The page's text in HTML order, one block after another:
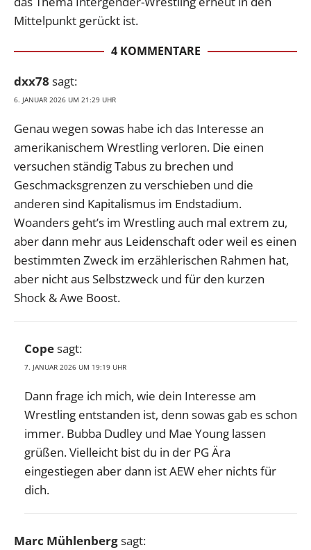
Mittelpunkt gerückt ist.
4 KOMMENTARE
dxx78 sagt:
6. JANUAR 2026 UM 21:29 UHR
Genau wegen sowas habe ich das Interesse an
amerikanischem Wrestling verloren. Die einen
versuchen ständig Tabus zu brechen und
Geschmacksgrenzen zu verschieben und die
anderen sind Kapitalismus im Endstadium.
Woanders geht’s im Wrestling auch mal extrem zu,
aber dann mehr aus Leidenschaft oder weil es einen
bestimmten Zweck im erzählerischen Rahmen hat,
aber nicht aus Selbstzweck und für den kurzen
Shock & Awe Boost.
Copesagt:
7. JANUAR 2026 UM 19:19 UHR
Dann frage ich mich, wie dein Interesse am
Wrestling entstanden ist, denn sowas gab es schon
immer. Bubba Dudley und Mae Young lassen
grüßen. Vielleicht bist du in der PG Ära
eingestiegen aber dann ist AEW eher nichts für
dich.
Marc Mühlenbergsagt: